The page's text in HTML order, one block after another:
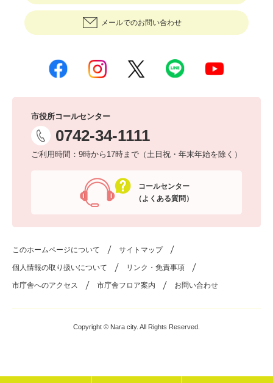
メールでのお問い合わせ
市役所コールセンター
0742-34-1111
ご利用時間：9時から17時まで（土日祝・年末年始を除く）
コールセンター
（よくある質問）
このホームページについて サイトマップ
個人情報の取り扱いについて リンク・免責事項
市庁舎へのアクセス 市庁舎フロア案内 お問い合わせ
Copyright © Nara city. All Rights Reserved.